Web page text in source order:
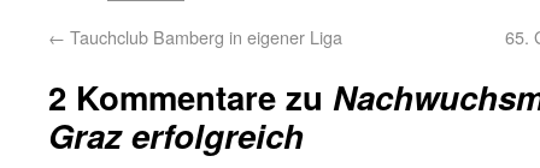
← Tauchclub Bamberg in eigener Liga 65.
2 Kommentare zu
Graz erfolgreich